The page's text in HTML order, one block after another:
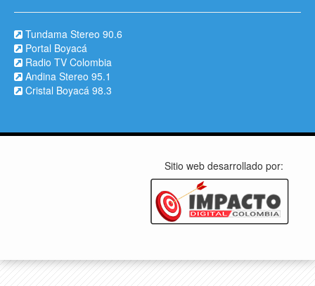
Tundama Stereo 90.6
Portal Boyacá
Radio TV Colombia
Andina Stereo 95.1
Cristal Boyacá 98.3
Sitio web desarrollado por: